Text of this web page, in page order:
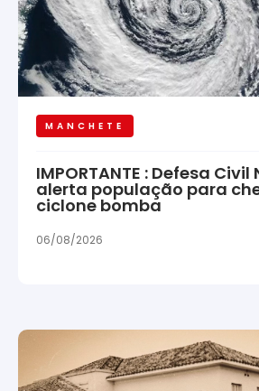
MANCHETE
IMPORTANTE : Defesa
alerta população para
ciclone bomba
06/08/2026